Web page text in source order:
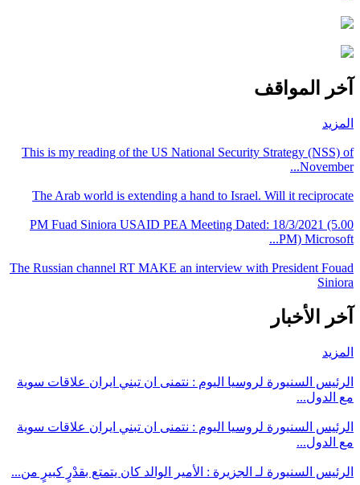
آخر المواقف
المزيد
This is my reading of the US National Security Strategy (NSS) of
November...
The Arab world is extending a hand to Israel. Will it reciprocate
PM Fuad Siniora USAID PEA Meeting Dated: 18/3/2021 (5.00
PM) Microsoft...
The Russian channel RT MAKE an interview with President Fouad
Siniora
آخر الأخبار
المزيد
الرئيس السنيورة لروسيا اليوم : نتمنى ان تبني ايران علاقات سوية
مع الدول...
الرئيس السنيورة لروسيا اليوم : نتمنى ان تبني ايران علاقات سوية
مع الدول...
الرئيس السنيورة لـ الجزيرة : الأمير الوالد كان يتمتع بقدْرٍ كبيرٍ من...